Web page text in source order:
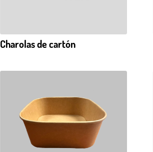
Charolas de cartón